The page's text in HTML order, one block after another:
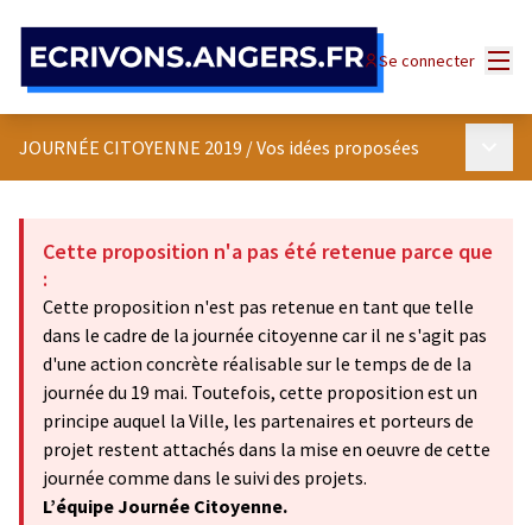
Se connecter
JOURNÉE CITOYENNE 2019 /Vos idées proposées
Cette proposition n'a pas été retenue parce que
:
Cette proposition n'est pas retenue en tant que telle
dans le cadre de la journée citoyenne car il ne s'agit pas
d'une action concrète réalisable sur le temps de de la
journée du 19 mai. Toutefois, cette proposition est un
principe auquel la Ville, les partenaires et porteurs de
projet restent attachés dans la mise en oeuvre de cette
journée comme dans le suivi des projets.
L’équipe Journée Citoyenne.